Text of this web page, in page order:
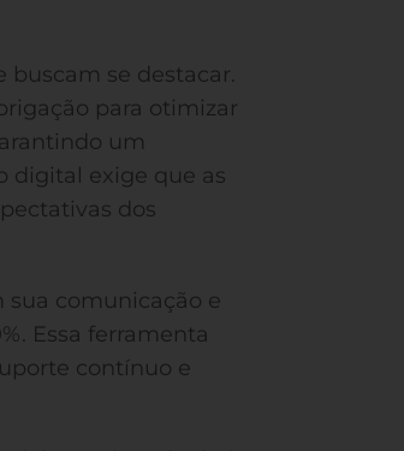
se destacar.
para otimizar
um
digital exige que as
dos
comunicação e
Essa ferramenta
contínuo e